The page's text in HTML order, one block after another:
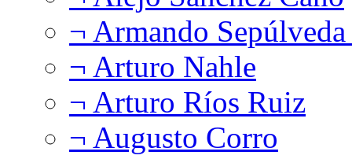
¬ Armando
¬ Arturo Nahle
¬ Arturo Ríos Ruiz
¬ Augusto Corro